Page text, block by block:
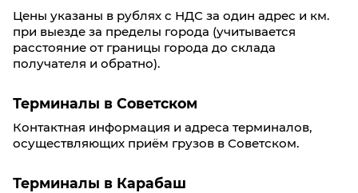
Цены указаны в рублях с НДС за один адрес и км.
при выезде за пределы города (учитывается
расстояние от границы города до склада
получателя и обратно).
Терминалы в Советском
Контактная информация и адреса терминалов,
осуществляющих приём грузов в Советском.
Терминалы в Карабаш